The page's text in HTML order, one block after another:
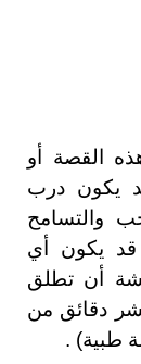
القصة أو
يكون درب
والتسامح
قد يكون أي
أن تطلق
دقائق من
طبية) .